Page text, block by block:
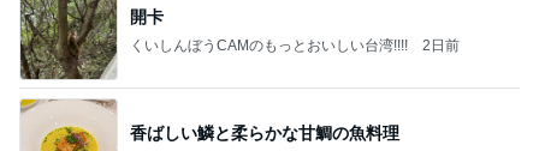
香ばしい鱗と柔らかな甘鯛の魚料理
Amebaトピックス 2日前
TOPTOY☆Cocoa Workshop